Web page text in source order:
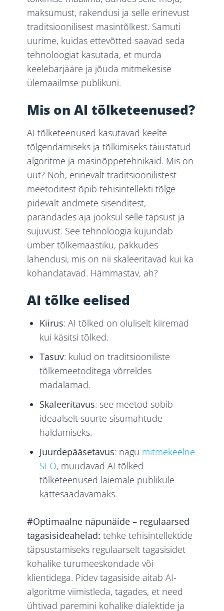
maksumust, rakendusi ja selle erinevust
traditsioonilisest masintõlkest. Samuti
uurime, kuidas ettevõtted saavad seda
tehnoloogiat kasutada, et murda
keelebarjääre ja jõuda mitmekesise
ülemaailmse publikuni.
Mis on AI tõlketeenused?
AI tõlketeenused kasutavad keelte
tõlgendamiseks ja tõlkimiseks täiustatud
algoritme ja masinõppetehnikaid. Mis on
uut? Noh, erinevalt traditsioonilistest
meetoditest õpib tehisintellekti tõlge
pidevalt andmete sisenditest,
parandades aja jooksul selle täpsust ja
sujuvust. See tehnoloogia kujundab
ümber tõlkemaastiku, pakkudes
lahendusi, mis on nii skaleeritavad kui ka
kohandatavad. Hämmastav, ah?
AI tõlke eelised
Kiirus: AI tõlked on oluliselt kiiremad
kui käsitsi tõlked.
Tasuv: kulud on traditsiooniliste
tõlkemeetoditega võrreldes
madalamad.
Skaleeritavus: see meetod sobib
ideaalselt suurte sisumahtude
haldamiseks.
Juurdepääsetavus: nagu mitmekeelne
SEO, muudavad AI tõlked
tõlketeenused laiemale publikule
kättesaadavamaks.
#Optimaalne näpunäide – regulaarsed
tagasisideahelad: tehke tehisintellektide
täpsustamiseks regulaarselt tagasisidet
kohalike turumeeskondade või
klientidega. Pidev tagasiside aitab AI-
algoritme viimistleda, tagades, et need
ühtivad paremini kohalike dialektide ja